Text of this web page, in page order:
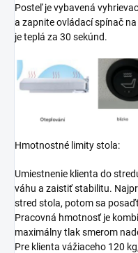
Posteľ je vybavená
a zapnite ovládací spínač
je teplá za 30 sekúnd.
Hmotnostné limity stola:
Umiestnenie klienta do
váhu a zaistiť stabilitu.
stred stola, potom sa
Pracovná hmotnosť je
maximálny tlak smerom
Pre klienta vážiaceho 120